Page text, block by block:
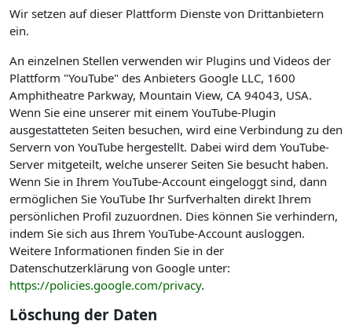
Wir setzen auf dieser Plattform Dienste von Drittanbietern
ein.
An einzelnen Stellen verwenden wir Plugins und Videos der
Plattform "YouTube" des Anbieters Google LLC, 1600
Amphitheatre Parkway, Mountain View, CA 94043, USA.
Wenn Sie eine unserer mit einem YouTube-Plugin
ausgestatteten Seiten besuchen, wird eine Verbindung zu den
Servern von YouTube hergestellt. Dabei wird dem YouTube-
Server mitgeteilt, welche unserer Seiten Sie besucht haben.
Wenn Sie in Ihrem YouTube-Account eingeloggt sind, dann
ermöglichen Sie YouTube Ihr Surfverhalten direkt Ihrem
persönlichen Profil zuzuordnen. Dies können Sie verhindern,
indem Sie sich aus Ihrem YouTube-Account ausloggen.
Weitere Informationen finden Sie in der
Datenschutzerklärung von Google unter:
https://policies.google.com/privacy.
Löschung der Daten